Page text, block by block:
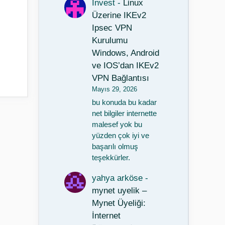
Invest - Linux
Üzerine IKEv2
Ipsec VPN
Kurulumu
Windows, Android
ve IOS’dan IKEv2
VPN Bağlantısı
Mayıs 29, 2026
bu konuda bu kadar
net bilgiler internette
malesef yok bu
yüzden çok iyi ve
başarılı olmuş
teşekkürler.
yahya arköse -
mynet uyelik –
Mynet Üyeliği:
İnternet